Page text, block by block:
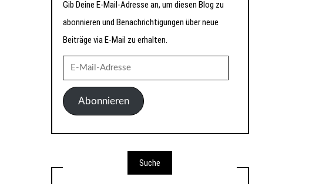
Gib Deine E-Mail-Adresse an, um diesen Blog zu
abonnieren und Benachrichtigungen über neue
Beiträge via E-Mail zu erhalten.
Mail-
AdresseAbonnieren
Suche